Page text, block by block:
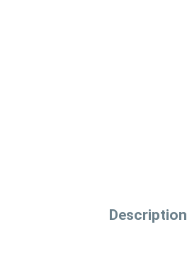
Description